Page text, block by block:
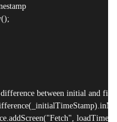
difference between initial and